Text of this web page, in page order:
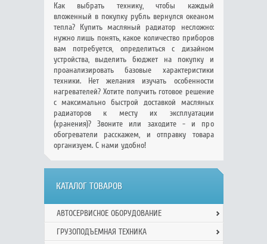
Как выбрать технику, чтобы каждый
вложенный в покупку рубль вернулся океаном
тепла? Купить масляный радиатор несложно:
нужно лишь понять, какое количество приборов
вам потребуется, определиться с дизайном
устройства, выделить бюджет на покупку и
проанализировать базовые характеристики
техники. Нет желания изучать особенности
нагревателей? Хотите получить готовое решение
с максимально быстрой доставкой масляных
радиаторов к месту их эксплуатации
(хранения)? Звоните или заходите - и про
обогреватели расскажем, и отправку товара
организуем. С нами удобно!
КАТАЛОГ ТОВАРОВ
АВТОСЕРВИСНОЕ ОБОРУДОВАНИЕ
ГРУЗОПОДЪЕМНАЯ ТЕХНИКА